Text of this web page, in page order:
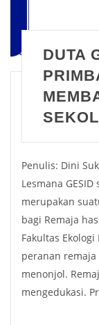
DUTA
Penulis: Dini
Lesmana
merupakan
bagi Remaja
Fakultas
peranan
menonjol.
mengedukasi.